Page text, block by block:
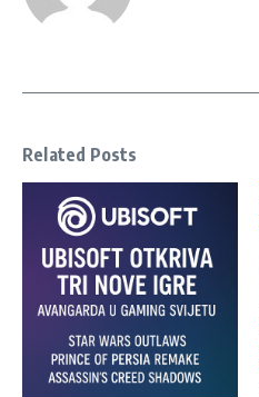
Related Posts